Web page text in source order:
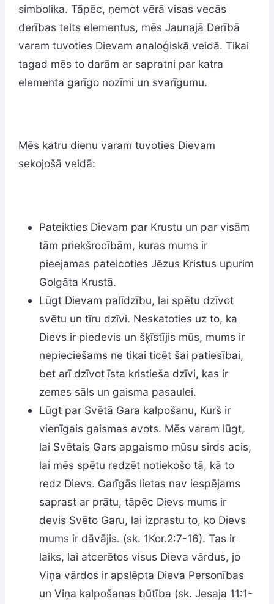
simbolika. Tāpēc, ņemot vērā visas vecās
derības telts elementus, mēs Jaunajā Derībā
varam tuvoties Dievam analoģiskā veidā. Tikai
tagad mēs to darām ar sapratni par katra
elementa garīgo nozīmi un svarīgumu.
Mēs katru dienu varam tuvoties Dievam
sekojošā veidā:
Pateikties Dievam par Krustu un par visām
tām priekšrocībām, kuras mums ir
pieejamas pateicoties Jēzus Kristus upurim
Golgāta Krustā.
Lūgt Dievam palīdzību, lai spētu dzīvot
svētu un tīru dzīvi. Neskatoties uz to, ka
Dievs ir piedevis un šķīstījis mūs, mums ir
nepieciešams ne tikai ticēt šai patiesībai,
bet arī dzīvot īsta kristieša dzīvi, kas ir
zemes sāls un gaisma pasaulei.
Lūgt par Svētā Gara kalpošanu, Kurš ir
vienīgais gaismas avots. Mēs varam lūgt,
lai Svētais Gars apgaismo mūsu sirds acis,
lai mēs spētu redzēt notiekošo tā, kā to
redz Dievs. Garīgās lietas nav iespējams
saprast ar prātu, tāpēc Dievs mums ir
devis Svēto Garu, lai izprastu to, ko Dievs
mums ir dāvājis. (sk. 1Коr.2:7-16). Tas ir
laiks, lai atcerētos visus Dieva vārdus, jo
Viņa vārdos ir apslēpta Dieva Personības
un Viņa kalpošanas būtība (sk. Jesaja 11:1-